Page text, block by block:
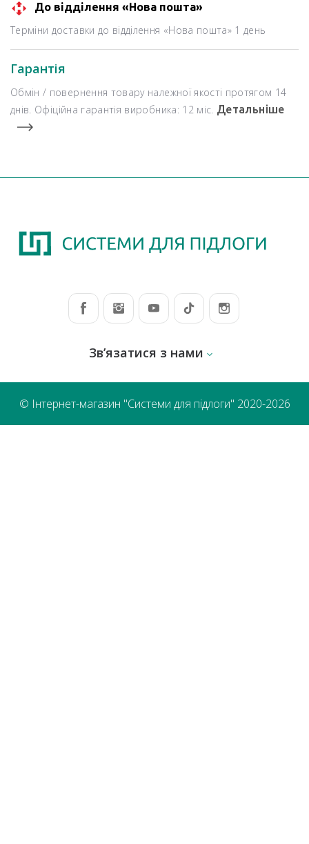
До відділення «Нова пошта»
Терміни доставки до відділення «Нова пошта» 1 день
Гарантія
Обмін / повернення товару належної якості протягом 14
днів. Офіційна гарантія виробника: 12 міс. Детальніше
Зв’язатися з нами
© Інтернет-магазин "Системи для підлоги" 2020-2026